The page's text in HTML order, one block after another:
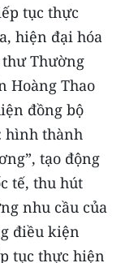
tục thực
hiện đại hóa
Thường
Hoàng Thao
đồng bộ
hình thành
tạo động
tế, thu hút
nhu cầu của
điều kiện
tục thực hiện